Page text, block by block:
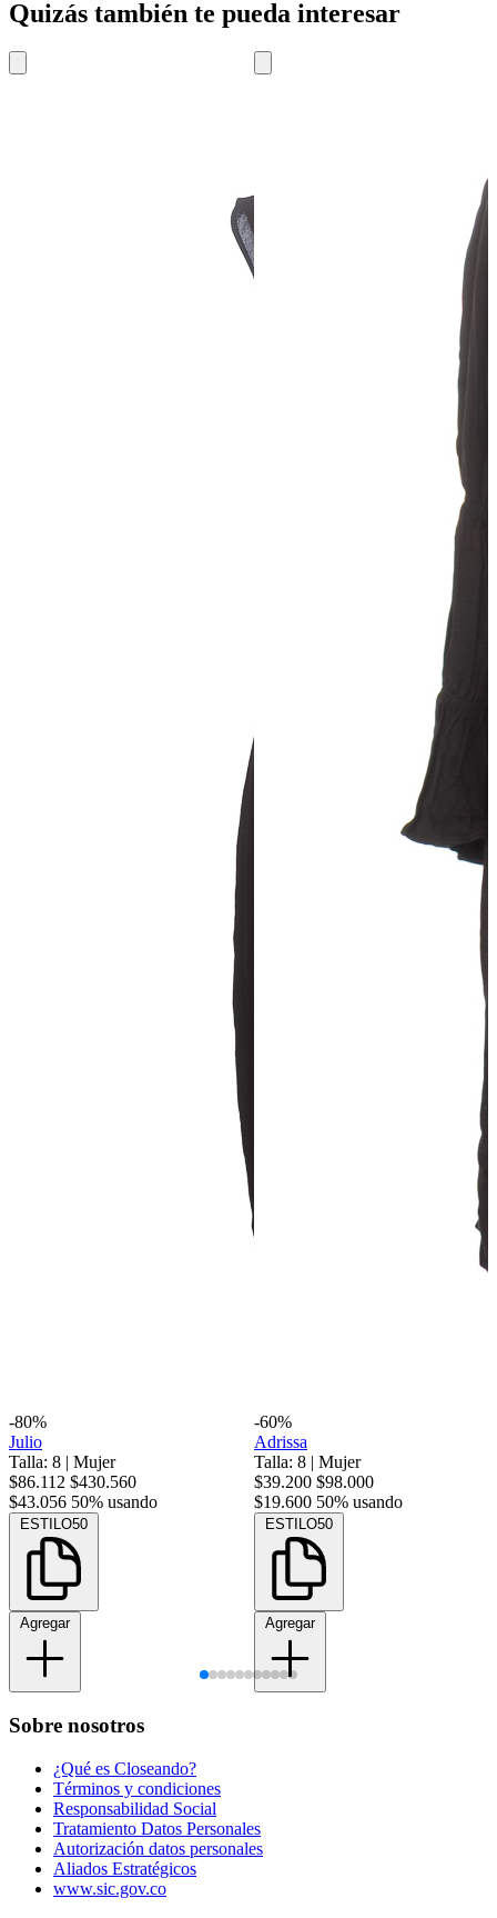
Quizás también te pueda interesar
-80%
Julio
Talla: 8 | Mujer
$86.112 $430.560
$43.056 50% usando
ESTILO50
Agregar
-60%
Adrissa
Talla: 8 | Mujer
$39.200 $98.000
$19.600 50% usando
ESTILO50
Agregar
Sobre nosotros
¿Qué es Closeando?
Términos y condiciones
Responsabilidad Social
Tratamiento Datos Personales
Autorización datos personales
Aliados Estratégicos
www.sic.gov.co